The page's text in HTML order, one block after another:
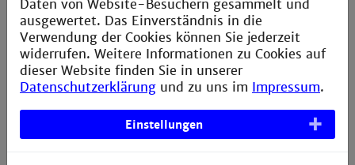
Uni.
hilft und
bietet einen
dem sich
betroffene
Kinder und
Jugendliche
Daten von Website-Besuchern gesammelt und
ausgewertet. Das Einverständnis in die
Verwendung der Cookies können Sie jederzeit
widerrufen. Weitere Informationen zu Cookies auf
dieser Website finden Sie in unserer
Datenschutzerklärung und zu uns im Impressum.
Einstellungen